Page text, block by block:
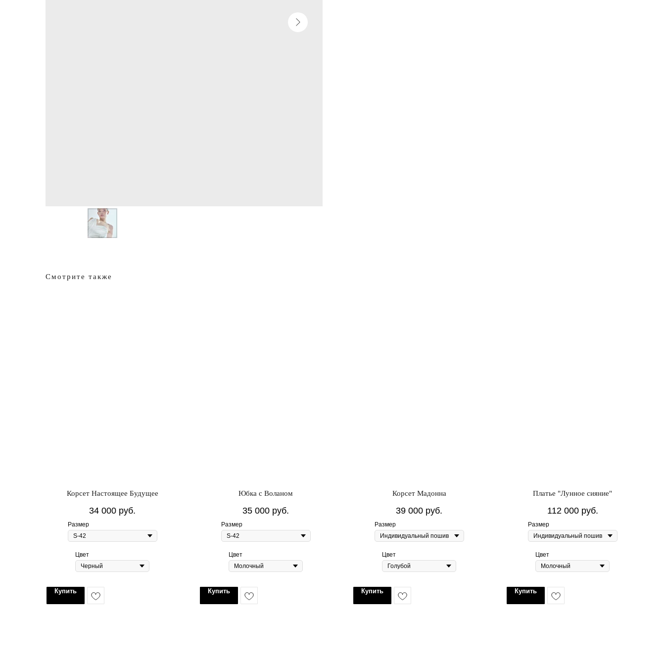
Смотрите также
Корсет Настоящее Будущее
34 000 руб.
Размер
Цвет
Купить
Юбка с Воланом
35 000 руб.
Размер
Цвет
Купить
Корсет Мадонна
39 000 руб.
Размер
Цвет
Купить
Платье "Лунное сияние"
112 000 руб.
Размер
Цвет
Купить